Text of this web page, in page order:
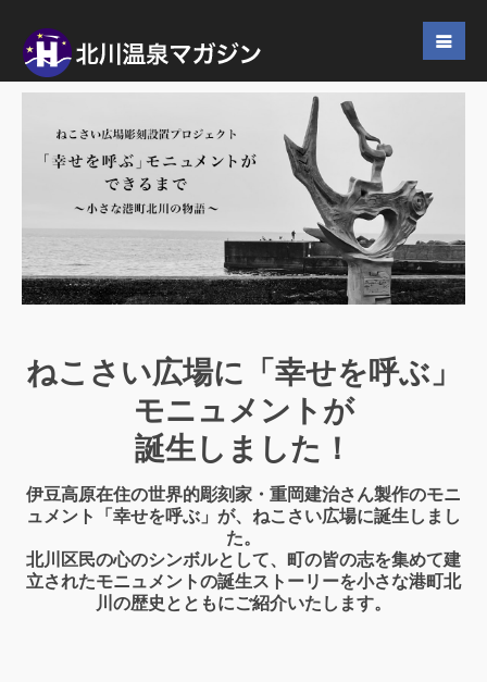
ねこさい広場に「幸せを呼ぶ」
モニュメントが
誕生しました！
伊豆高原在住の世界的彫刻家・重岡建治さん製作のモニ
ュメント「幸せを呼ぶ」が、ねこさい広場に誕生しまし
た。
北川区民の心のシンボルとして、町の皆の志を集めて建
立されたモニュメントの誕生ストーリーを小さな港町北
川の歴史とともにご紹介いたします。